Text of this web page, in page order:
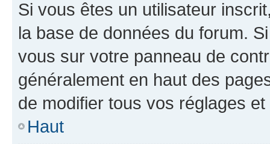
Si vous êtes un utilisateur
la base de données du forum.
vous sur votre panneau de
généralement en haut des
de modifier tous vos réglages
Haut